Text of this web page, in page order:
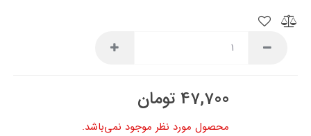
47,700 تومان
محصول مورد نظر موجود نمی‌باشد.